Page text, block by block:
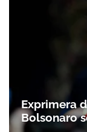
Exprimera
Bolsonaro